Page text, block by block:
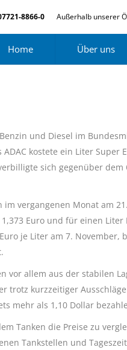
8866-0 Außerhalb unserer
Home Über uns
und Diesel im
kostete ein Liter Super
sich gegenüber
vergangenen Monat am
Euro und für einen
je Liter am 7.
vor allem aus der stabilen
trotz kurzzeitiger
mehr als 1,10 Dollar
Tanken die Preise zu
Tankstellen und